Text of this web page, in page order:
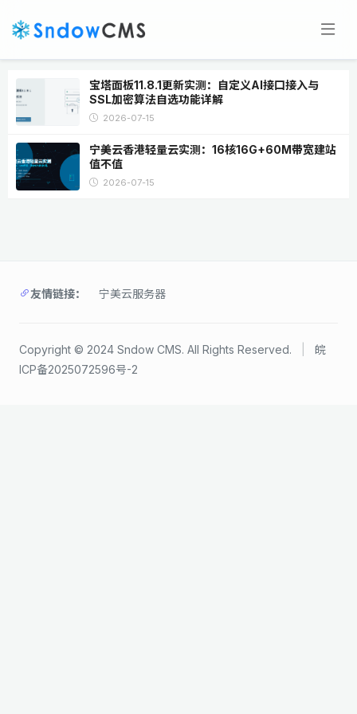
宝塔面板11.8.1更新实测：自定义AI接口接入与
SSL加密算法自选功能详解
2026-07-15
宁美云香港轻量云实测：16核16G+60M带宽建站
值不值
2026-07-15
友情链接： 宁美云服务器
Copyright © 2024 Sndow CMS. All Rights Reserved.
皖
ICP备2025072596号-2